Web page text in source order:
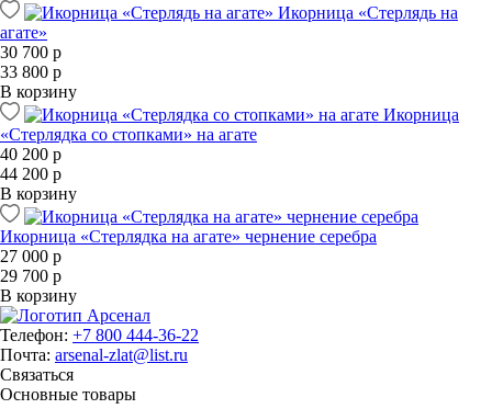
Икорница «Стерлядь на
агате»
30 700 р
33 800 р
В корзину
Икорница
«Стерлядка со стопками» на агате
40 200 р
44 200 р
В корзину
Икорница «Стерлядка на агате» чернение серебра
27 000 р
29 700 р
В корзину
Телефон: +7 800 444-36-22
Почта: arsenal-zlat@list.ru
Связаться
Основные товары